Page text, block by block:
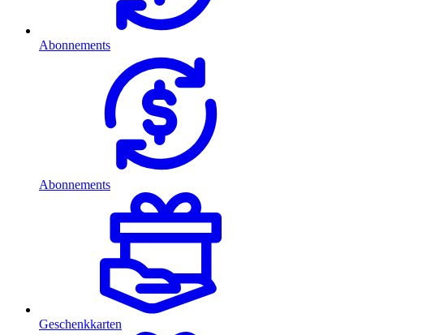
Abonnements
Abonnements
Geschenkkarten